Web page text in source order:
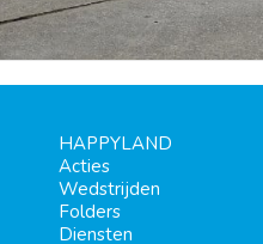
HAPPYLAND
Acties
Wedstrijden
Folders
Diensten